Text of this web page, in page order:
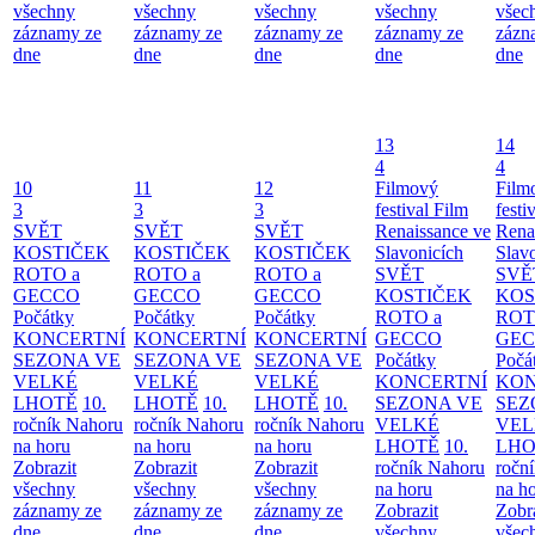
všechny
záznamy ze
dne
všechny
záznamy ze
dne
všechny
záznamy ze
dne
všechny
záznamy ze
dne
dne
10
3
SVĚT
KOSTIČEK
ROTO a
GECCO
Počátky
KONCERTNÍ
SEZONA VE
VELKÉ
LHOTĚ 10.
ročník Nahoru
na horu
Zobrazit
všechny
záznamy ze
11
3
SVĚT
KOSTIČEK
ROTO a
GECCO
Počátky
KONCERTNÍ
SEZONA VE
VELKÉ
LHOTĚ 10.
ročník Nahoru
na horu
Zobrazit
všechny
záznamy ze
12
3
SVĚT
KOSTIČEK
ROTO a
GECCO
Počátky
KONCERTNÍ
SEZONA VE
VELKÉ
LHOTĚ 10.
ročník Nahoru
na horu
Zobrazit
všechny
záznamy ze
13
4
Filmový
festival Film
Renaissance ve
Slavonicích
SVĚT
KOSTIČEK
ROTO a
GECCO
Počátky
KONCERTNÍ
SEZONA VE
VELKÉ
LHOTĚ 10.
ročník Nahoru
na horu
Zobrazit
14
4
na